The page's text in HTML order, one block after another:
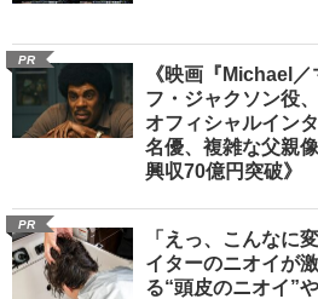
PR
《映画『Michael
フ・ジャクソン役
オフィシャルイン
名優、複雑な父親
興収70億円突破》
PR
「えっ、こんなに
イターのニオイが
る“頭皮のニオイ”